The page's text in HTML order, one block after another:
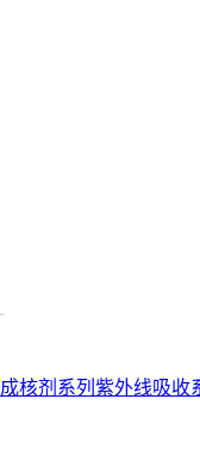
成核剂系列 紫外线吸收